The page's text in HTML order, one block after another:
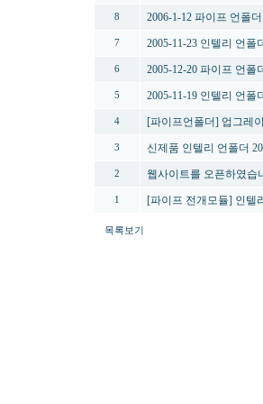
8 2006-1-12 파이프 언폴
7 2005-11-23 인텔리 언폴
6 2005-12-20 파이프 언폴
5 2005-11-19 인텔리 언폴
4 [파이프언폴더] 업그레
3 신제품 인텔리 언폴더
2 웹사이트를 오픈하였습
1 [파이프 전개모듈] 인텔
목록보기